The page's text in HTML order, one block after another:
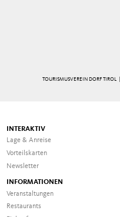
TOURISMUSVEREIN DORF TIROL |
INTERAKTIV
Lage & Anreise
Vorteilskarten
Newsletter
INFORMATIONEN
Veranstaltungen
Restaurants